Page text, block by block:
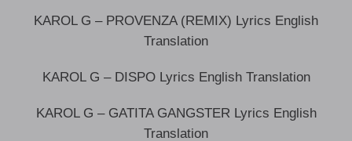
KAROL G – PROVENZA (REMIX) Lyrics English
Translation
KAROL G – DISPO Lyrics English Translation
KAROL G – GATITA GANGSTER Lyrics English
Translation